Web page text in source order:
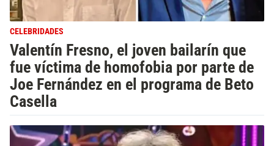
CELEBRIDADES
Valentín Fresno, el joven bailarín que
fue víctima de homofobia por parte de
Joe Fernández en el programa de Beto
Casella